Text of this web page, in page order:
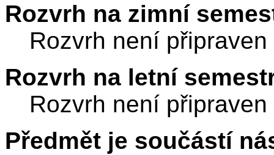
Rozvrh na zimní
Rozvrh není připraven
Rozvrh na letní
Rozvrh není připraven
Předmět je součástí